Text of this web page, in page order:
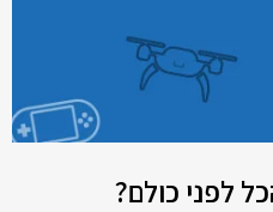
לפני כולם?